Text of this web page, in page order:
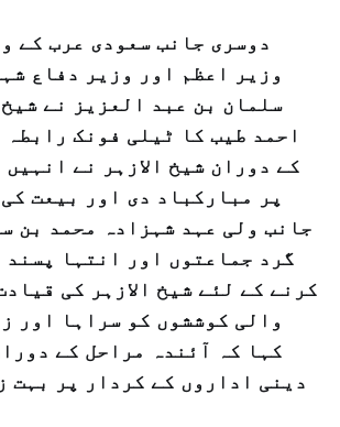
دوسری جانب سعودی عرب کے
وزیر اعظم اور وزیر دفاع
سلمان بن عبد العزیز نے شیخ
احمد طیب کا ٹیلی فونک
کے دوران شیخ الازہر نے
پر مبارکباد دی اور بیعت
جانب ولی عہد شہزادہ محمد بن
گرد جماعتوں اور انتہا پسند
کرنے کے لئے شیخ الازہر کی
والی کوششوں کو سراہا اور
کہا کہ آئندہ مراحل کے
دینی اداروں کے کردار پر بہت